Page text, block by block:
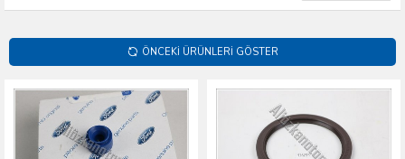
ÖNCEKI ÜRÜNLERI GÖSTER